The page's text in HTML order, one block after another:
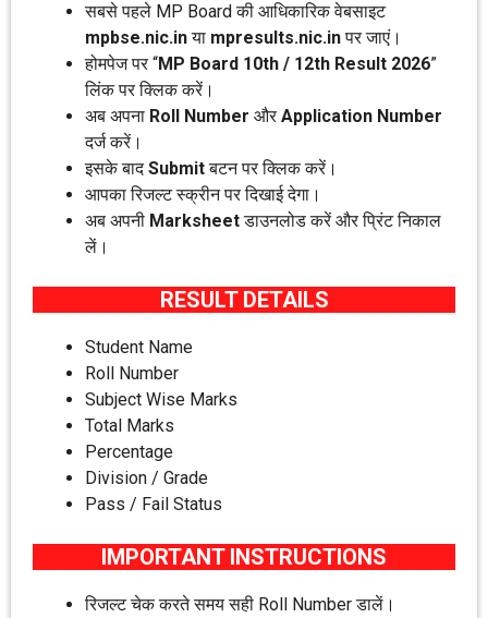
सबसे पहले MP Board की आधिकारिक वेबसाइट
mpbse.nic.inया mpresults.nic.inपर जाएं।
होमपेज पर “MP Board 10th / 12th Result 2026”
लिंक पर क्लिक करें।
अब अपना Roll Number और Application Number
दर्ज करें।
इसके बादSubmitबटन पर क्लिक करें।
आपका रिजल्ट स्क्रीन पर दिखाई देगा।
अब अपनी Marksheetडाउनलोड करें और प्रिंट निकाल
लें।
RESULT DETAILS
Student Name
Roll Number
Subject Wise Marks
Total Marks
Percentage
Division / Grade
Pass / Fail Status
IMPORTANT INSTRUCTIONS
रिजल्ट चेक करते समय सही Roll Number डालें।